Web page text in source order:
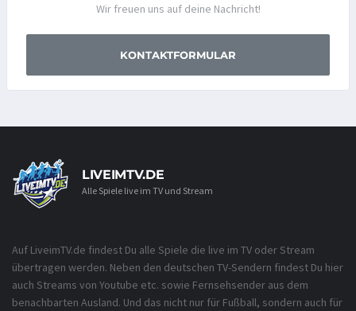
Wir freuen uns auf deine Nachricht!
KONTAKTFORMULAR
LIVEIMTV.DE
Alle Spiele live im TV und Stream
Auf LiveimTV.de findest Du alle Spiele die live im TV oder Stream
übertragen werden. Neben den deutschen TV-Sendern findest Du hier
auch Streams von Youtube etc. sowie Fernsehsender aus dem
benachbarten Ausland. Und das nicht nur für Fußball, sondern auch für